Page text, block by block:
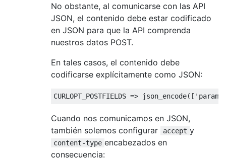
No obstante, al comunicarse con las API
JSON, el contenido debe estar codificado
en JSON para que la API comprenda
nuestros datos POST.
En tales casos, el contenido debe
codificarse explícitamente como JSON:
CURLOPT_POSTFIELDS => json_encode([
Cuando nos comunicamos en JSON,
también solemos configurar
accept y
content-type encabezados en
consecuencia: